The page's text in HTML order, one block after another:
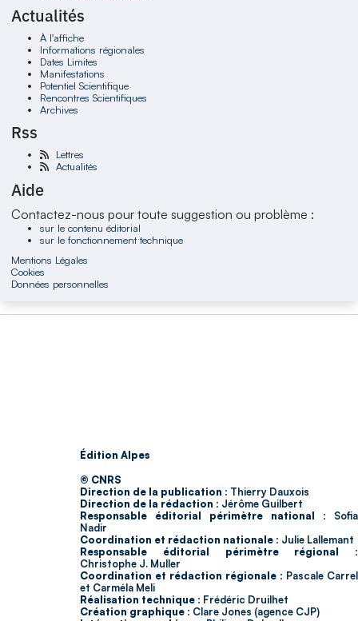
Actualités
À l'affiche
Informations régionales
Dates Limites
Manifestations
Potentiel Scientifique
Rencontres Scientifiques
Archives
Rss
Lettres
Actualités
Aide
Contactez-nous pour toute suggestion ou problème :
sur le contenu éditorial
sur le fonctionnement technique
Mentions Légales
Cookies
Données personnelles
Édition Alpes
© CNRS
Direction de la publication : Thierry Dauxois
Direction de la rédaction : Jérôme Guilbert
Responsable éditorial périmètre national : Sofia
Nadir
Coordination et rédaction nationale : Julie Lallemant
Responsable éditorial périmètre régional :
Christophe J. Muller
Coordination et rédaction régionale : Pascale Carrel
et Carméla Meli
Réalisation technique : Frédéric Druilhet
Création graphique : Clare Jones (agence CJP)